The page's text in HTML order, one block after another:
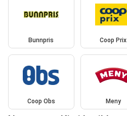
Bunnpris Coop Prix
Coop Obs Meny